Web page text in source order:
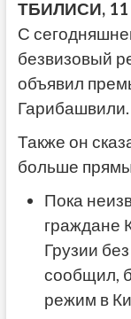
ТБИЛИСИ, 11
С
безвизовый
объявил
Гарибашвили.
Также он
больше
Пока
граждане
Грузии
сообщил,
режим в